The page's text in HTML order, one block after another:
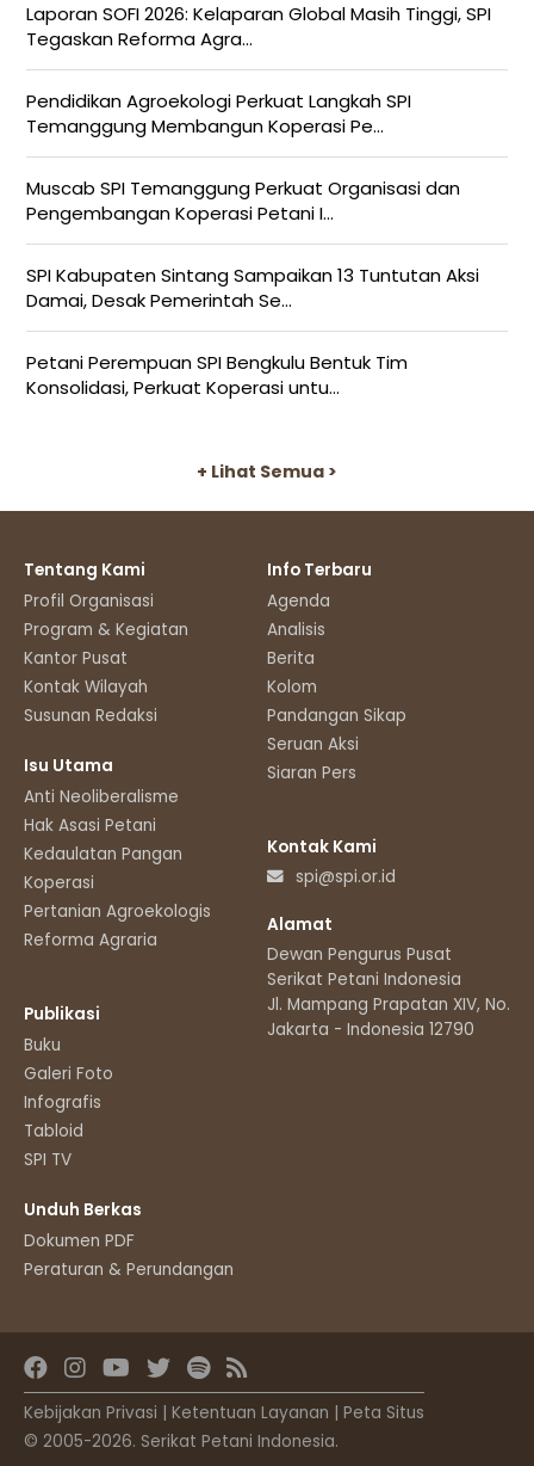
Laporan SOFI 2026: Kelaparan Global Masih Tinggi, SPI
Tegaskan Reforma Agra...
Pendidikan Agroekologi Perkuat Langkah SPI
Temanggung Membangun Koperasi Pe...
Muscab SPI Temanggung Perkuat Organisasi dan
Pengembangan Koperasi Petani I...
SPI Kabupaten Sintang Sampaikan 13 Tuntutan Aksi
Damai, Desak Pemerintah Se...
Petani Perempuan SPI Bengkulu Bentuk Tim
Konsolidasi, Perkuat Koperasi untu...
+ Lihat Semua >
Tentang Kami
Profil Organisasi
Program & Kegiatan
Kantor Pusat
Kontak Wilayah
Susunan Redaksi
Isu Utama
Anti Neoliberalisme
Hak Asasi Petani
Kedaulatan Pangan
Koperasi
Pertanian Agroekologis
Reforma Agraria
Publikasi
Buku
Galeri Foto
Infografis
Tabloid
SPI TV
Unduh Berkas
Dokumen PDF
Peraturan & Perundangan
Info Terbaru
Agenda
Analisis
Berita
Kolom
Pandangan Sikap
Seruan Aksi
Siaran Pers
Kontak Kami
spi@spi.or.id
Alamat
Dewan Pengurus Pusat
Serikat Petani Indonesia
Jl. Mampang Prapatan XIV, No.11
Jakarta - Indonesia 12790
Kebijakan Privasi Ketentuan Layanan
Peta Situs
© 2005-2026. Serikat Petani Indonesia.